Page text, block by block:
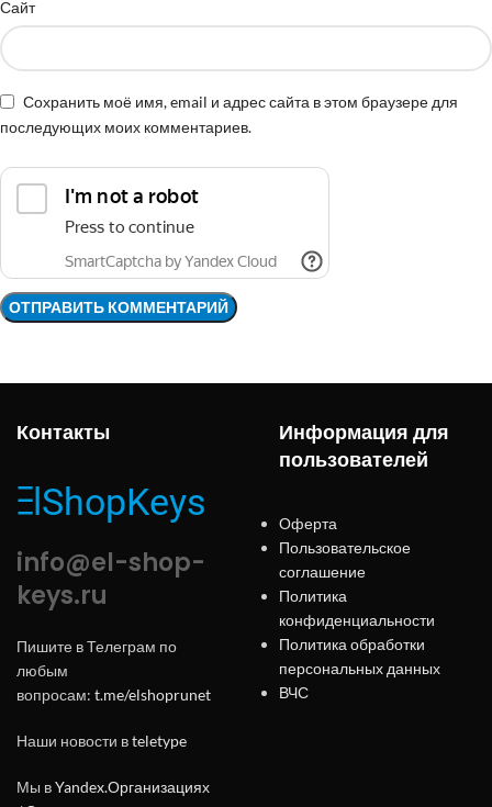
Сайт
Сохранить моё имя, email и адрес сайта в этом браузере для
последующих моих комментариев.
Контакты
info@el-shop-
keys.ru
Пишите в Телеграм по
любым
вопросам: t.me/elshoprunet
Наши новости вteletype
Мы вYandex.Организациях
Информация для
пользователей
Оферта
Пользовательское
соглашение
Политика
конфиденциальности
Политика обработки
персональных данных
ВЧС